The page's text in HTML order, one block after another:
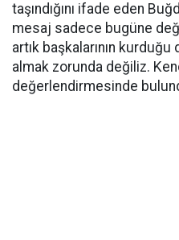
taşındığını ifade eden
mesaj sadece bugüne
artık başkalarının
almak zorunda değiliz.
değerlendirmesinde